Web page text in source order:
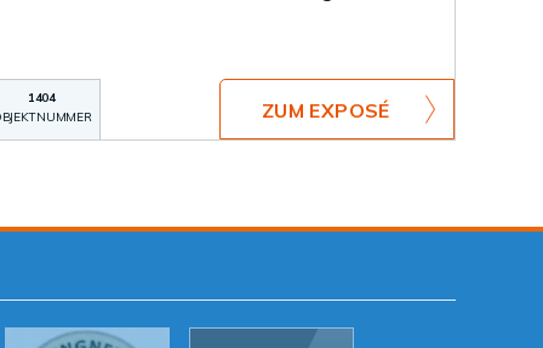
1404
ZUM EXPOSÉ